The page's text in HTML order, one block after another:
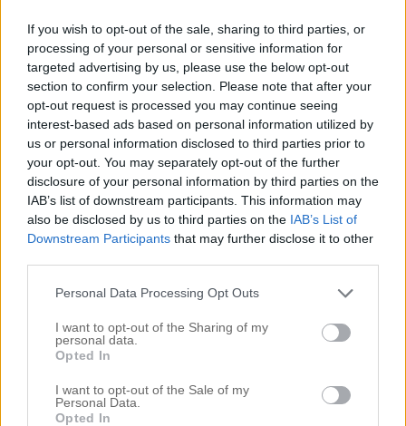
If you wish to opt-out of the sale, sharing to third parties, or
processing of your personal or sensitive information for
targeted advertising by us, please use the below opt-out
section to confirm your selection. Please note that after your
opt-out request is processed you may continue seeing
interest-based ads based on personal information utilized by
us or personal information disclosed to third parties prior to
your opt-out. You may separately opt-out of the further
disclosure of your personal information by third parties on the
IAB’s list of downstream participants. This information may
also be disclosed by us to third parties on the IAB’s List of
Downstream Participants that may further disclose it to other
Personal Data Processing Opt Outs
I want to opt-out of the Sharing of my
personal data.
Opted In
I want to opt-out of the Sale of my
Personal Data.
Opted In
bilen….klappandes på ratten!? ;);)
Svara
emma
mars 29, 2015 kl. 11:18
Nejdå, hon sitter där i collaget 🙂 Numera
sportar hon rött hår.
Svara
mars 29, 2015 kl. 12:03
Åh vad gulliga de var som fixat så fint. Sånt där
fanns inte (så vitt jag vet) då det var dags för mig att
leverera. Kul grej är det i alla fall. Men alltså. Den där tårtan!
Grotesk ju. Men vansinnigt kul!
Kram Lena